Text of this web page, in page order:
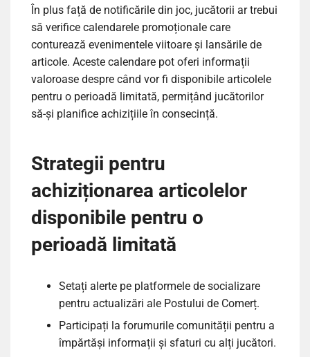
În plus față de notificările din joc, jucătorii ar trebui
să verifice calendarele promoționale care
conturează evenimentele viitoare și lansările de
articole. Aceste calendare pot oferi informații
valoroase despre când vor fi disponibile articolele
pentru o perioadă limitată, permițând jucătorilor
să-și planifice achizițiile în consecință.
Strategii pentru
achiziționarea articolelor
disponibile pentru o
perioadă limitată
Setați alerte pe platformele de socializare
pentru actualizări ale Postului de Comerț.
Participați la forumurile comunității pentru a
împărtăși informații și sfaturi cu alți jucători.